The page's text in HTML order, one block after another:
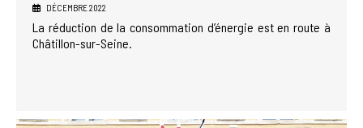
DÉCEMBRE 2022
La réduction de la consommation d’énergie est en route à
Châtillon-sur-Seine.